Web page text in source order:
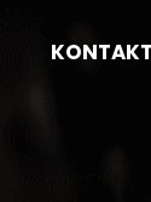
KONTAKT